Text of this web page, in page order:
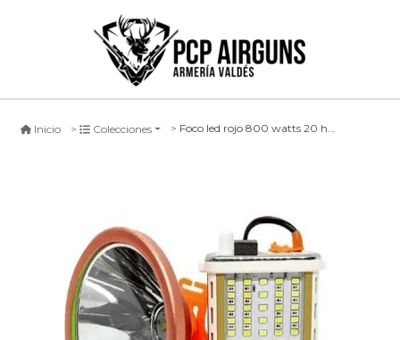
Inicio Colecciones Foco led rojo 800 watts 20 horas